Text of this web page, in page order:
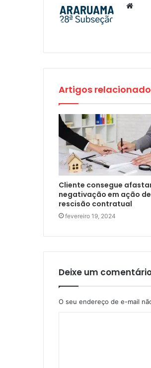
Artigos
Cliente consegue
negativação em ação de
rescisão contratual
fevereiro 19, 2024
Deixe um
O seu endereço de e-mail